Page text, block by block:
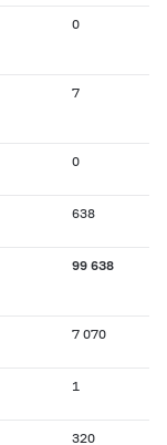
0
7
0
638
99 638
7 070
1
320